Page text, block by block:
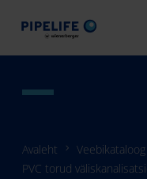
Avaleht Veebikataloog
PVC torud